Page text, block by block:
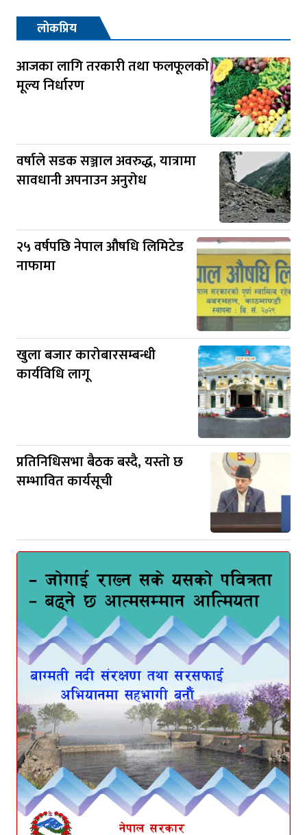
लोकप्रिय
आजका लागि तरकारी तथा फलफूलको
मूल्य निर्धारण
वर्षाले सडक सञ्जाल अवरुद्ध, यात्रामा
सावधानी अपनाउन अनुरोध
२५ वर्षपछि नेपाल औषधि लिमिटेड
नाफामा
खुला बजार कारोबारसम्बन्धी
कार्यविधि लागू
प्रतिनिधिसभा बैठक बस्दै, यस्तो छ
सम्भावित कार्यसूची